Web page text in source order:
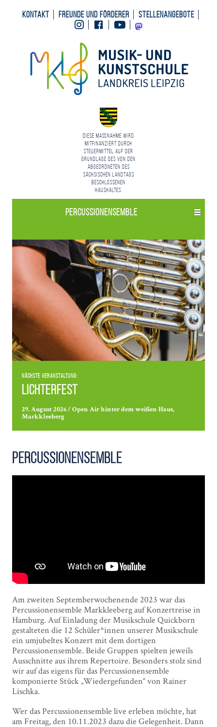
Kontakt Freunde und Förderer
Stellenangebote
InstagramFacebookYoutubeMastodon
Diese Maßnahme wird
mitfinanziert durch
Steuermittel auf der
Grundlage des von den
Abgeordneten des
Sächsischen Landtags
beschlossenen
Haushaltes.
Percussionensemble
Nächste Veranstaltung:
Lichterfest
29. August 2026 / Open Air hinter dem weißen Haus,
Markkleeberg
Percussionensemble
Am zweiten Septemberwochenende 2023 war das
Percussionensemble Markkleeberg auf Konzertreise in
Hamburg. Auf Einladung der Musikschule Quickborn
gestalteten die 12 Schüler*innen unserer Musikschule
ein umjubeltes Konzert mit dem dortigen
Percussionensemble. Beide Gruppen spielten jeweils
Ausschnitte aus ihrem Repertoire. Besonders stolz sind
wir auf das eigens für das Percussionensemble
komponierte Stück „Wiedergefunden“ von Rainer
Lischka.
Wer das Percussionensemble live erleben möchte, hat
am Freitag, den 10.11.2023 dazu die Gelegenheit. Dann